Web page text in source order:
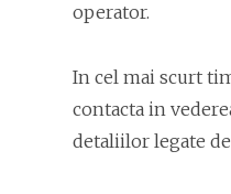
operator.
In cel mai scurt
contacta in
detaliilor legate